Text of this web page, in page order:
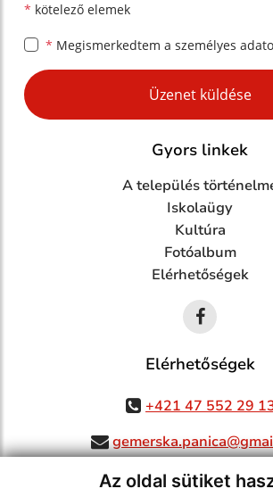
Az oldal sütiket
* kötelező elemek
* Megismerkedtem a személyes
Google reCaptcha Response
Üzenet küldése
Gyors linkek
A település
Iskolaügy
Kultúra
Fotóalbum
Elérhetőségek
Elérhetőségek
+421 47 552 29